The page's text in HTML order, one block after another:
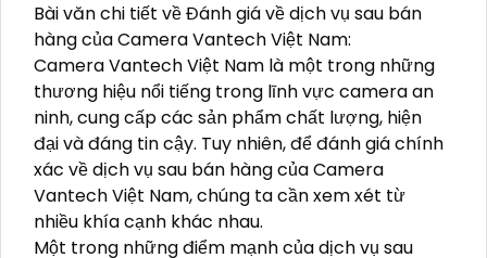
Bài văn chi tiết về Đánh giá về dịch vụ sau bán
hàng của Camera Vantech Việt Nam:
Camera Vantech Việt Nam là một trong những
thương hiệu nổi tiếng trong lĩnh vực camera an
ninh, cung cấp các sản phẩm chất lượng, hiện
đại và đáng tin cậy. Tuy nhiên, để đánh giá chính
xác về dịch vụ sau bán hàng của Camera
Vantech Việt Nam, chúng ta cần xem xét từ
nhiều khía cạnh khác nhau.
Một trong những điểm mạnh của dịch vụ sau